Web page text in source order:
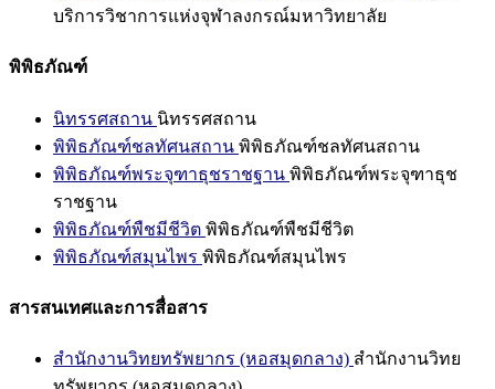
บริการวิชาการแห่งจุฬาลงกรณ์มหาวิทยาลัย
พิพิธภัณฑ์
นิทรรศสถาน นิทรรศสถาน
พิพิธภัณฑ์ชลทัศนสถาน พิพิธภัณฑ์ชลทัศนสถาน
พิพิธภัณฑ์พระจุฑาธุชราชฐาน พิพิธภัณฑ์พระจุฑาธุช
ราชฐาน
พิพิธภัณฑ์พืชมีชีวิต พิพิธภัณฑ์พืชมีชีวิต
พิพิธภัณฑ์สมุนไพร พิพิธภัณฑ์สมุนไพร
สารสนเทศและการสื่อสาร
สำนักงานวิทยทรัพยากร (หอสมุดกลาง) สำนักงานวิทย